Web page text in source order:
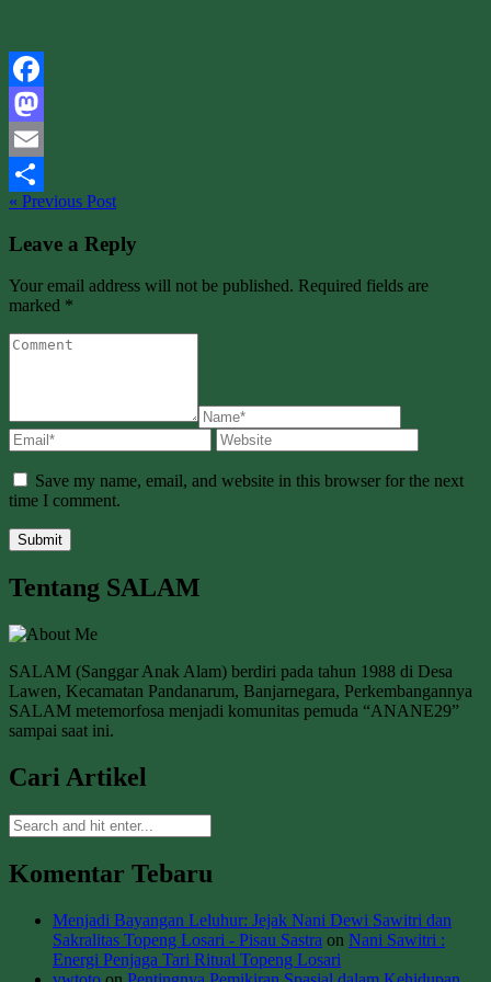
Facebook
Mastodon
Email
Share
« Previous Post
Leave a Reply
Your email address will not be published. Required fields are
marked *
Save my name, email, and website in this browser for the next
time I comment.
Tentang SALAM
SALAM (Sanggar Anak Alam) berdiri pada tahun 1988 di Desa
Lawen, Kecamatan Pandanarum, Banjarnegara, Perkembangannya
SALAM metemorfosa menjadi komunitas pemuda “ANANE29”
sampai saat ini.
Cari Artikel
Komentar Tebaru
Menjadi Bayangan Leluhur: Jejak Nani Dewi Sawitri dan
Sakralitas Topeng Losari - Pisau Sastra on Nani Sawitri :
Energi Penjaga Tari Ritual Topeng Losari